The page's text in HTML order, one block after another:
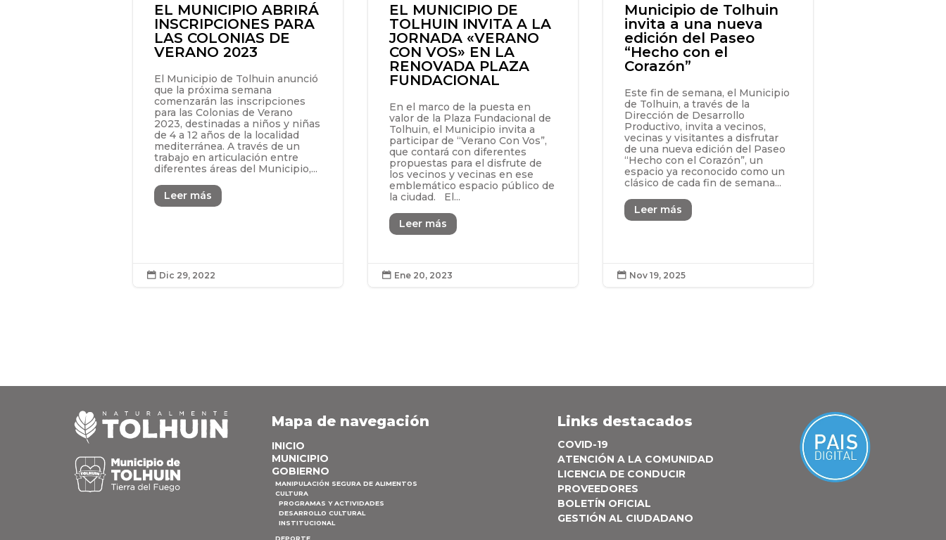
EL MUNICIPIO ABRIRÁ
INSCRIPCIONES PARA
LAS COLONIAS DE
VERANO 2023
El Municipio de Tolhuin anunció
que la próxima semana
comenzarán las inscripciones
para las Colonias de Verano
2023, destinadas a niños y niñas
de 4 a 12 años de la localidad
mediterránea. A través de un
trabajo en articulación entre
diferentes áreas del Municipio,...
Leer más
 Dic 29, 2022
EL MUNICIPIO DE
TOLHUIN INVITA A LA
JORNADA «VERANO
CON VOS» EN LA
RENOVADA PLAZA
FUNDACIONAL
En el marco de la puesta en
valor de la Plaza Fundacional de
Tolhuin, el Municipio invita a
participar de “Verano Con Vos”,
que contará con diferentes
propuestas para el disfrute de
los vecinos y vecinas en ese
emblemático espacio público de
la ciudad. El...
Leer más
 Ene 20, 2023
Municipio de Tolhuin
invita a una nueva
edición del Paseo
“Hecho con el
Corazón”
Este fin de semana, el Municipio
de Tolhuin, a través de la
Dirección de Desarrollo
Productivo, invita a vecinos,
vecinas y visitantes a disfrutar
de una nueva edición del Paseo
“Hecho con el Corazón”, un
espacio ya reconocido como un
clásico de cada fin de semana...
Leer más
 Nov 19, 2025
Mapa de navegación
INICIO
MUNICIPIO
GOBIERNO
MANIPULACIÓN SEGURA DE ALIMENTOS
CULTURA
PROGRAMAS Y ACTIVIDADES
DESARROLLO CULTURAL
INSTITUCIONAL
DEPORTE
Links destacados
COVID-19
ATENCIÓN A LA COMUNIDAD
LICENCIA DE CONDUCIR
PROVEEDORES
BOLETÍN OFICIAL
GESTIÓN AL CIUDADANO